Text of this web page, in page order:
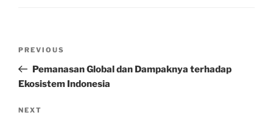
Previous
Post
PREVIOUS
Pemanasan Global dan Dampaknya terhadap
Ekosistem Indonesia
Next
NEXT